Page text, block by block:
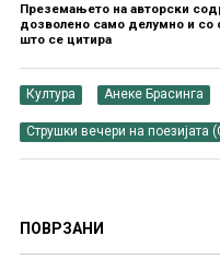
Преземањето на авторски
дозволено само делумно и
што се цитира
Култура Анеке Брасинга
Струшки вечери на поезијата
ПОВРЗАНИ